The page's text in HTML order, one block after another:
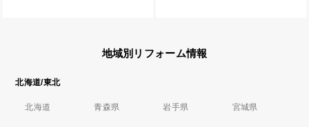
地域別リフォーム情報
北海道/東北
北海道 青森県 岩手県 宮城県